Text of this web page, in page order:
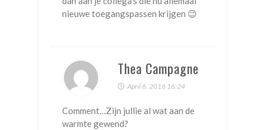
nieuwe toegangspassen krijgen 😉
Thea Campagne
April 6, 2016 16:24
Comment…Zijn jullie al wat aan de
warmte gewend?